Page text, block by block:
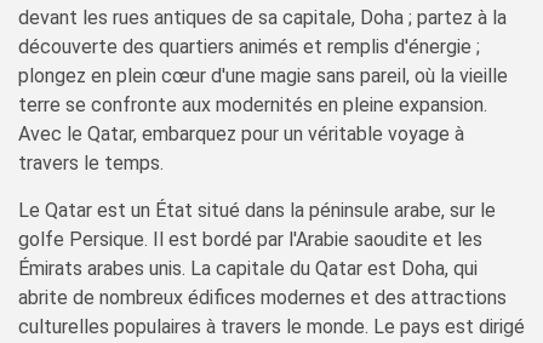
devant les rues antiques de sa capitale, Doha ; partez à la
découverte des quartiers animés et remplis d'énergie ;
plongez en plein cœur d'une magie sans pareil, où la vieille
terre se confronte aux modernités en pleine expansion.
Avec le Qatar, embarquez pour un véritable voyage à
travers le temps.
Le Qatar est un État situé dans la péninsule arabe, sur le
golfe Persique. Il est bordé par l'Arabie saoudite et les
Émirats arabes unis. La capitale du Qatar est Doha, qui
abrite de nombreux édifices modernes et des attractions
culturelles populaires à travers le monde. Le pays est dirigé